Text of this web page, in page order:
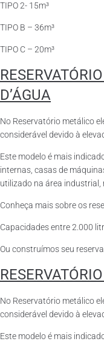
TIPO 2- 15m³
TIPO B – 36m³
TIPO C – 20m³
D’ÁGUA
No Reservatório metálico
considerável devido à
Este modelo é mais
internas, casas de
utilizado na área industrial,
Conheça mais sobre os
Capacidades entre 2.000
Ou construímos seu
No Reservatório metálico
considerável devido à
Este modelo é mais